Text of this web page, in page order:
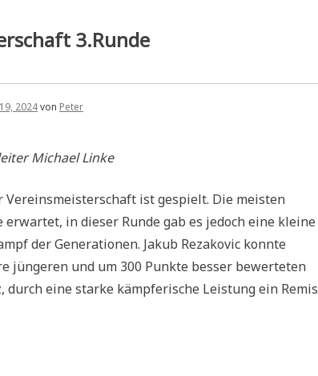
3.Runde
2024von Peter
Michael Linke
Vereinsmeisterschaft ist gespielt. Die meisten
in dieser Runde gab es jedoch eine kleine
der Generationen. Jakub Rezakovic konnte
jüngeren und um 300 Punkte besser bewerteten
durch eine starke kämpferische Leistung ein Remis